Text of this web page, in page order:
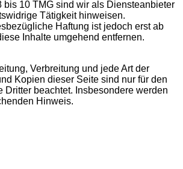
10 TMG sind wir als Diensteanbieter
Tätigkeit hinweisen.
Haftung ist jedoch erst ab
Inhalte umgehend entfernen.
Verbreitung und jede Art der
Kopien dieser Seite sind nur für den
beachtet. Insbesondere werden
Hinweis.